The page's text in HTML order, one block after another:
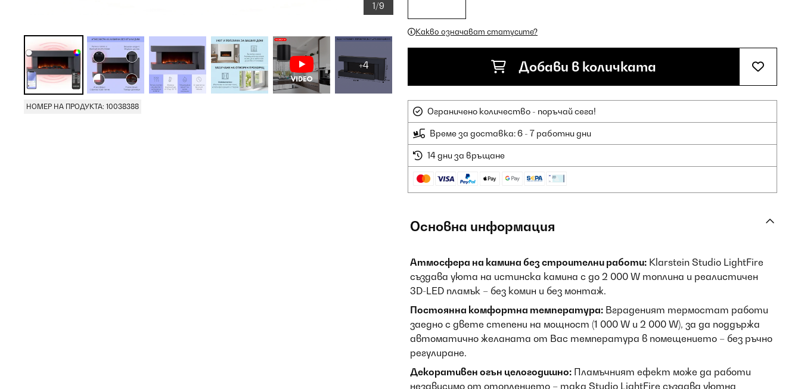
1/9
+4
НОМЕР НА ПРОДУКТА: 10038388
Какво означават статусите?
Добави в количката
Ограничено количество - поръчай сега!
Време за доставка: 6 - 7 работни дни
14 дни за връщане
Основна информация
Атмосфера на камина без строителни работи: Klarstein Studio LightFire
създава уюта на истинска камина с до 2 000 W топлина и реалистичен
3D-LED пламък – без комин и без монтаж.
Постоянна комфортна температура: Вграденият термостат работи
заедно с двете степени на мощност (1 000 W и 2 000 W), за да поддържа
автоматично желаната от Вас температура в помещението – без ръчно
регулиране.
Декоративен огън целогодишно: Пламъчният ефект може да работи
независимо от отоплението – така Studio LightFire създава уютна